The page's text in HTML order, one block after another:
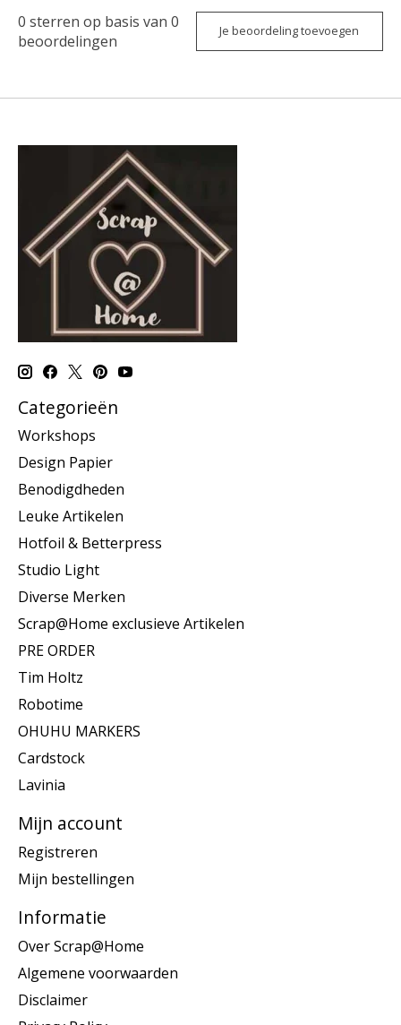
0 sterren op basis van 0
beoordelingen
Je beoordeling toevoegen
Categorieën
Workshops
Design Papier
Benodigdheden
Leuke Artikelen
Hotfoil & Betterpress
Studio Light
Diverse Merken
Scrap@Home exclusieve Artikelen
PRE ORDER
Tim Holtz
Robotime
OHUHU MARKERS
Cardstock
Lavinia
Mijn account
Registreren
Mijn bestellingen
Informatie
Over Scrap@Home
Algemene voorwaarden
Disclaimer